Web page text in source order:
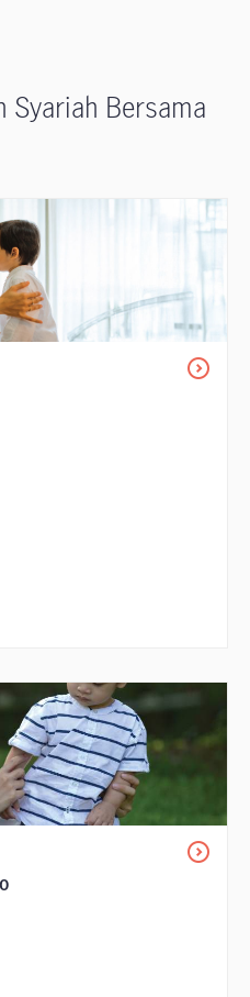
Syariah Bersama